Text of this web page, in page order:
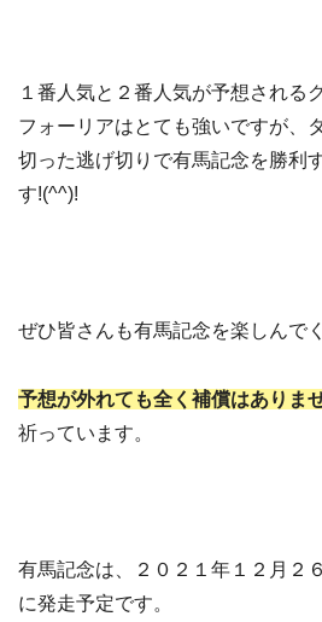
１番人気と２番人気が予想される
フォーリアはとても強いですが、
切った逃げ切りで有馬記念を勝利
す!(^^)!
ぜひ皆さんも有馬記念を楽しんで
予想が外れても全く補償はありま
祈っています。
有馬記念は、２０２１年１２月２
に発走予定です。